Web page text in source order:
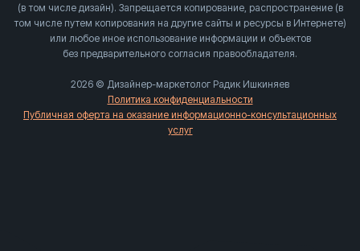
(в том числе дизайн). Запрещается копирование, распространение (в
том числе путем копирования на другие сайты и ресурсы в Интернете)
или любое иное использование информации и объектов
без предварительного согласия правообладателя.
2026 © Дизайнер-маркетолог Радик Ишкиняев
Политика конфиденциальности
Публичная оферта на оказание информационно-консультационных
услуг